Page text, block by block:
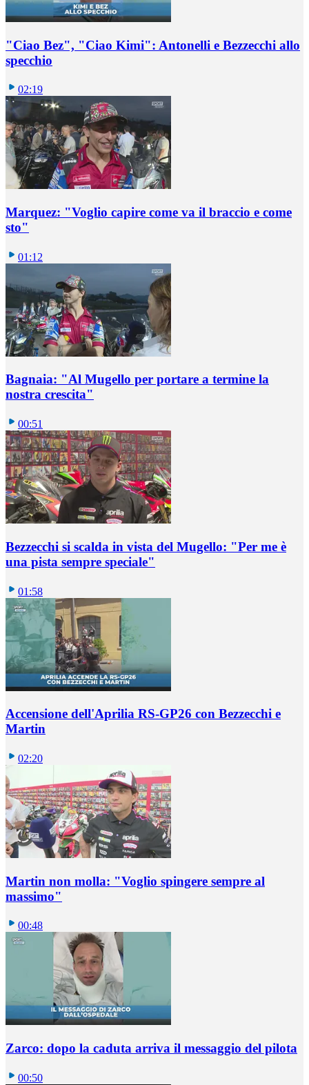
"Ciao Bez", "Ciao Kimi": Antonelli e Bezzecchi allo
specchio
02:19
Marquez: "Voglio capire come va il braccio e come
sto"
01:12
Bagnaia: "Al Mugello per portare a termine la
nostra crescita"
00:51
Bezzecchi si scalda in vista del Mugello: "Per me è
una pista sempre speciale"
01:58
Accensione dell'Aprilia RS-GP26 con Bezzecchi e
Martin
02:20
Martin non molla: "Voglio spingere sempre al
massimo"
00:48
Zarco: dopo la caduta arriva il messaggio del pilota
00:50